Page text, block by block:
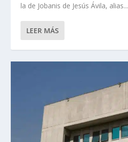
la de Jobanis de Jesús Ávila, alias...
LEER MÁS